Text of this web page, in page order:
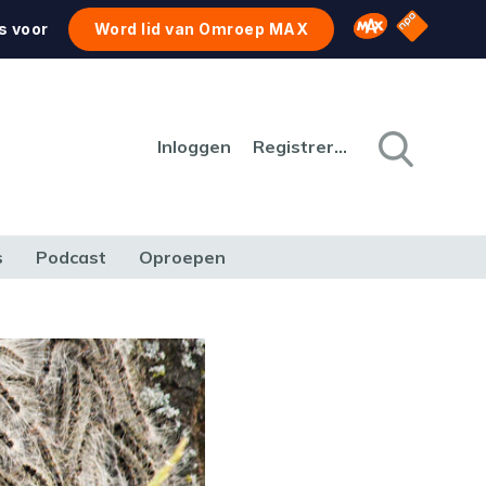
voor Word lid van Omroep MAX Omroep MAX
NPO
Inloggen Registreren
Podcast Oproepen